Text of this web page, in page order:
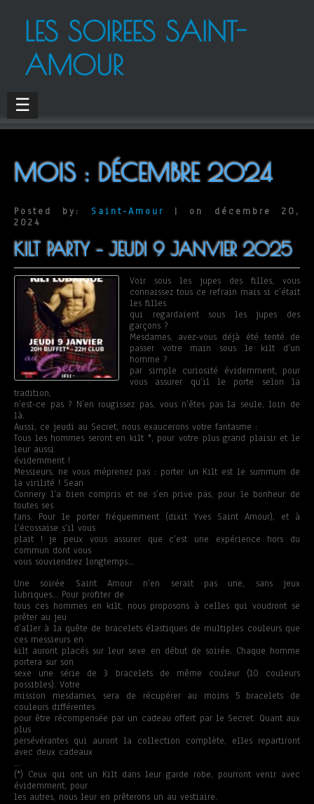
LES SOIREES SAINT-
AMOUR
☰
MOIS : DÉCEMBRE 2024
Posted by: Saint-Amour | on décembre 20,
2024
KILT PARTY – JEUDI 9 JANVIER 2025
Voir sous les jupes des filles, vous
connaissez tous ce refrain mais si c’était
les filles
qui regardaient sous les jupes des
garçons ?
Mesdames, avez-vous déjà été tenté de
passer votre main sous le kilt d’un
homme ?
par simple curiosité évidemment, pour
vous assurer qu’il le porte selon la
tradition,
n’est-ce pas ? N’en rougissez pas, vous n’êtes pas la seule, loin de
là.
Aussi, ce jeudi au Secret, nous exaucerons votre fantasme :
Tous les hommes seront en kilt *, pour votre plus grand plaisir et le
leur aussi
évidemment !
Messieurs, ne vous méprenez pas : porter un Kilt est le summum de
la virilité ! Sean
Connery l’a bien compris et ne s’en prive pas, pour le bonheur de
toutes ses
fans. Pour le porter fréquemment (dixit Yves Saint Amour), et à
l’écossaise s’il vous
plait ! je peux vous assurer que c’est une expérience hors du
commun dont vous
vous souviendrez longtemps…
Une soirée Saint Amour n’en serait pas une, sans jeux
lubriques… Pour profiter de
tous ces hommes en kilt, nous proposons à celles qui voudront se
prêter au jeu
d’aller à la quête de bracelets élastiques de multiples couleurs que
ces messieurs en
kilt auront placés sur leur sexe en début de soirée. Chaque homme
portera sur son
sexe une série de 3 bracelets de même couleur (10 couleurs
possibles). Votre
mission mesdames, sera de récupérer au moins 5 bracelets de
couleurs différentes
pour être récompensée par un cadeau offert par le Secret. Quant aux
plus
persévérantes qui auront la collection complète, elles repartiront
avec deux cadeaux
…
(*) Ceux qui ont un Kilt dans leur garde robe, pourront venir avec
évidemment, pour
les autres, nous leur en prêterons un au vestiaire.